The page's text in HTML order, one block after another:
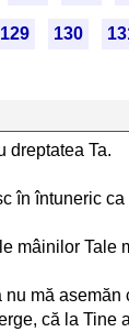
129 130
dreptatea Ta.
în întuneric
mâinilor Tale
mă
că la Tine